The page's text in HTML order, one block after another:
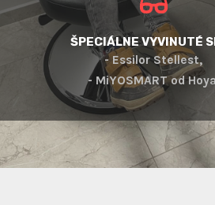
ŠPECIÁLNE VYVINUTÉ
- Essilor Stellest,
- MiYOSMART od